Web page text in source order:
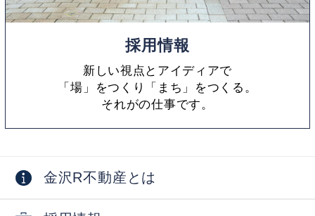
採用情報
新しい視点とアイディアで
「場」をつくり「まち」をつくる。
それがの仕事です。
金沢R不動産とは